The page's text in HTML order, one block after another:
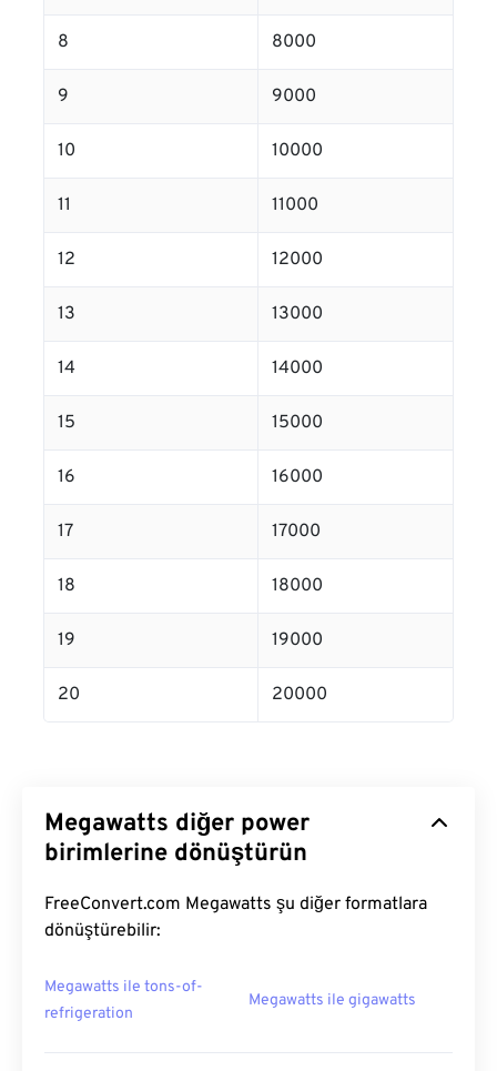
8 8000
9 9000
10 10000
11 11000
12 12000
13 13000
14 14000
15 15000
16 16000
17 17000
18 18000
19 19000
20 20000
Megawatts diğer power
birimlerine dönüştürün
FreeConvert.com Megawatts şu diğer formatlara
dönüştürebilir:
Megawatts ile tons-of-
refrigeration
Megawatts ile gigawatts